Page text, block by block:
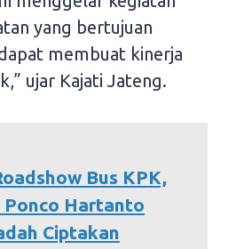
yang bertujuan
membuat kinerja
ujar Kajati Jateng.
Bus KPK,
Hartanto
Ciptakan